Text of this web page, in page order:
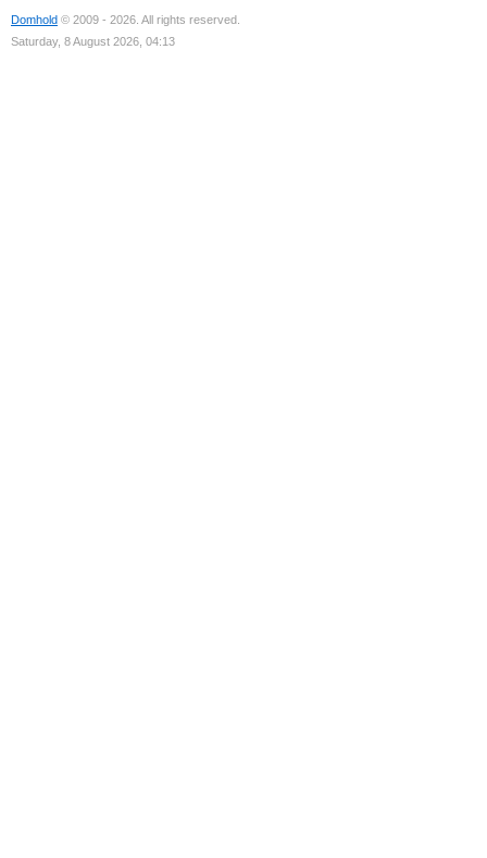
Domhold © 2009 - 2026. All rights reserved.
Saturday, 8 August 2026, 04:13